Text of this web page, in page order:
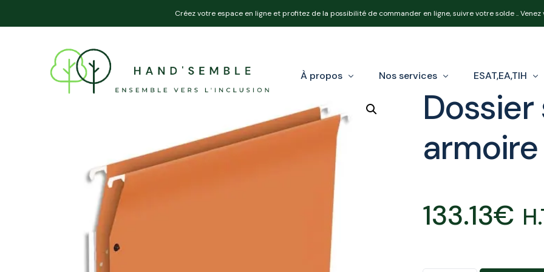
Créez votre espace en ligne et profitez de la possibilité de commander en ligne, suivre votre solde .. Venez
À propos
Notre équipe
Nos services
Nos produits
ESAT,EA,TIH
Loi Handicap
Calcul de
133.13€